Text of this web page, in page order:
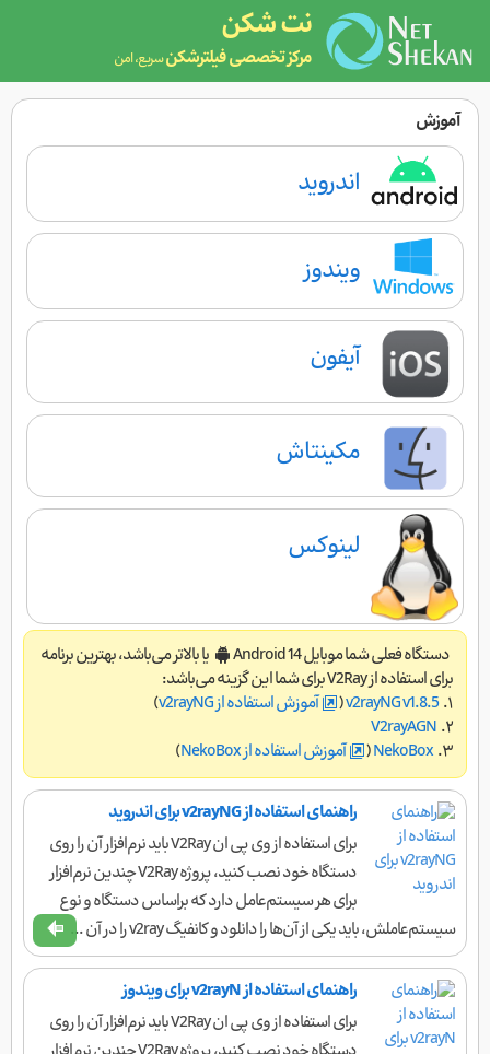
نت شکن
مرکز تخصصی فیلترشکنسریع، امن
آموزش‌
اندروید
ویندوز
آیفون
مکینتاش
لینوکس
دستگاه فعلی شما موبایل Android 14
یا بالاتر می‌باشد، بهترین برنامه
برای استفاده از V2Ray برای شما این گزینه می‌باشد:
۱. v2rayNG v1.8.5
( آموزش استفاده از v2rayNG
)
۲. V2rayAGN
٣. NekoBox
( آموزش استفاده از NekoBox )
راهنمای استفاده از v2rayNG برای اندروید
برای استفاده از وی پی ان V2Ray باید نرم‌افزار آن را روی
دستگاه خود نصب کنید، پروژه V2Ray چندین نرم‌افزار
برای هر سیستم‌عامل دارد که براساس دستگاه و نوع
سیستم‌عاملش، باید یکی از آن‌ها را دانلود و کانفیگ v2ray را در آن ...
راهنمای استفاده از v2rayN برای ویندوز
برای استفاده از وی پی ان V2Ray باید نرم‌افزار آن را روی